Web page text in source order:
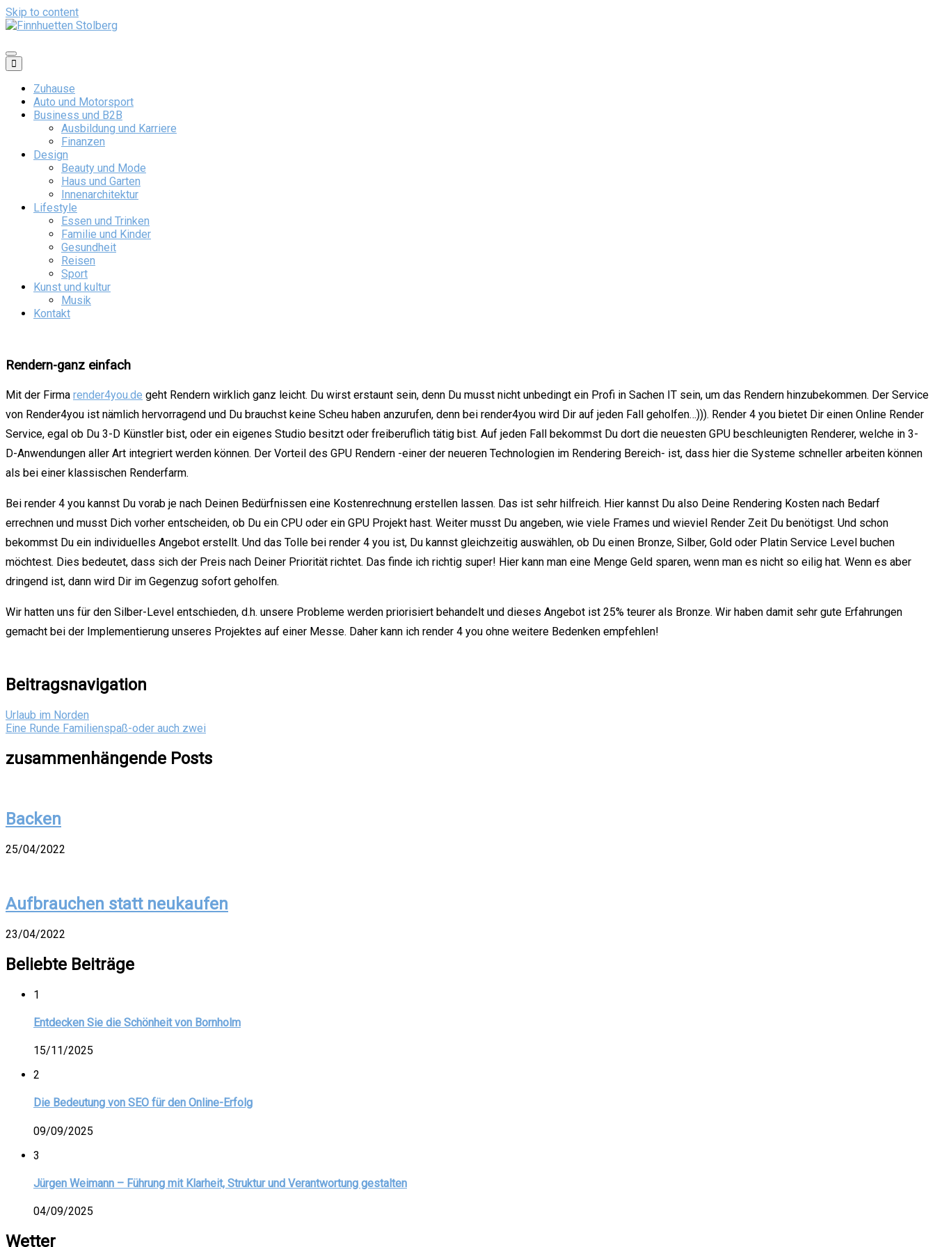
Skip to content
Finnhuetten Stolberg
Zuhause
Auto und Motorsport
Business und B2B
Ausbildung und Karriere
Finanzen
Design
Beauty und Mode
Haus und Garten
Innenarchitektur
Lifestyle
Essen und Trinken
Familie und Kinder
Gesundheit
Reisen
Sport
Kunst und kultur
Musik
Kontakt
Rendern-ganz einfach
Mit der Firma render4you.de geht Rendern wirklich ganz leicht. Du wirst erstaunt sein, denn Du musst nicht unbedingt ein Profi in Sachen IT sein, um das Rendern hinzubekommen. Der Service
von Render4you ist nämlich hervorragend und Du brauchst keine Scheu haben anzurufen, denn bei render4you wird Dir auf jeden Fall geholfen…))). Render 4 you bietet Dir einen Online Render
Service, egal ob Du 3-D Künstler bist, oder ein eigenes Studio besitzt oder freiberuflich tätig bist. Auf jeden Fall bekommst Du dort die neuesten GPU beschleunigten Renderer, welche in 3-
D-Anwendungen aller Art integriert werden können. Der Vorteil des GPU Rendern -einer der neueren Technologien im Rendering Bereich- ist, dass hier die Systeme schneller arbeiten können
als bei einer klassischen Renderfarm.
Bei render 4 you kannst Du vorab je nach Deinen Bedürfnissen eine Kostenrechnung erstellen lassen. Das ist sehr hilfreich. Hier kannst Du also Deine Rendering Kosten nach Bedarf
errechnen und musst Dich vorher entscheiden, ob Du ein CPU oder ein GPU Projekt hast. Weiter musst Du angeben, wie viele Frames und wieviel Render Zeit Du benötigst. Und schon
bekommst Du ein individuelles Angebot erstellt. Und das Tolle bei render 4 you ist, Du kannst gleichzeitig auswählen, ob Du einen Bronze, Silber, Gold oder Platin Service Level buchen
möchtest. Dies bedeutet, dass sich der Preis nach Deiner Priorität richtet. Das finde ich richtig super! Hier kann man eine Menge Geld sparen, wenn man es nicht so eilig hat. Wenn es aber
dringend ist, dann wird Dir im Gegenzug sofort geholfen.
Wir hatten uns für den Silber-Level entschieden, d.h. unsere Probleme werden priorisiert behandelt und dieses Angebot ist 25% teurer als Bronze. Wir haben damit sehr gute Erfahrungen
gemacht bei der Implementierung unseres Projektes auf einer Messe. Daher kann ich render 4 you ohne weitere Bedenken empfehlen!
Beitragsnavigation
Urlaub im Norden
Eine Runde Familienspaß-oder auch zwei
zusammenhängende Posts
Backen
25/04/2022
Aufbrauchen statt neukaufen
23/04/2022
Beliebte Beiträge
1
Entdecken Sie die Schönheit von Bornholm
15/11/2025
2
Die Bedeutung von SEO für den Online-Erfolg
09/09/2025
3
Jürgen Weimann – Führung mit Klarheit, Struktur und Verantwortung gestalten
04/09/2025
Wetter